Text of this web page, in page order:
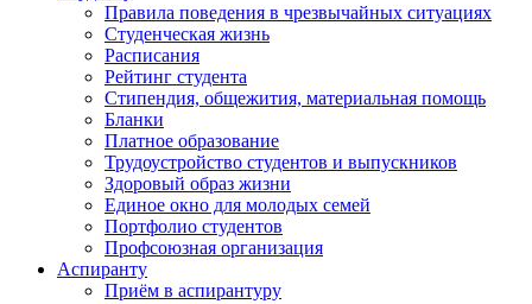
Правила поведения в чрезвычайных ситуациях
Студенческая жизнь
Расписания
Рейтинг студента
Стипендия, общежития, материальная помощь
Бланки
Платное образование
Трудоустройство студентов и выпускников
Здоровый образ жизни
Единое окно для молодых семей
Портфолио студентов
Профсоюзная организация
Аспиранту
Приём в аспирантуру